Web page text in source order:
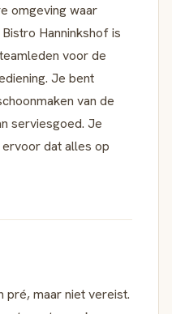
omgeving waar
Hanninkshof is
voor de
Je bent
van de
serviesgoed. Je
dat alles op
pré, maar niet vereist.